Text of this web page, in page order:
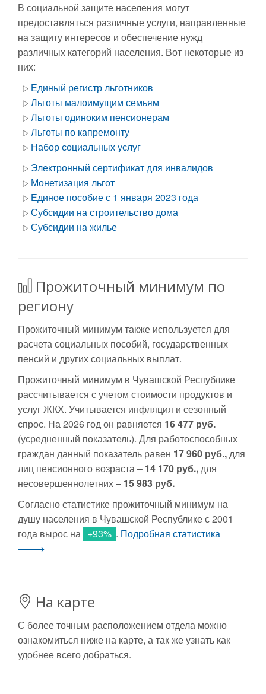
В социальной защите населения могут
предоставляться различные услуги, направленные
на защиту интересов и обеспечение нужд
различных категорий населения. Вот некоторые из
них:
Единый регистр льготников
Льготы малоимущим семьям
Льготы одиноким пенсионерам
Льготы по капремонту
Набор социальных услуг
Электронный сертификат для инвалидов
Монетизация льгот
Единое пособие с 1 января 2023 года
Субсидии на строительство дома
Субсидии на жилье
Прожиточный минимум по
региону
Прожиточный минимум также используется для
расчета социальных пособий, государственных
пенсий и других социальных выплат.
Прожиточный минимум в Чувашской Республике
рассчитывается с учетом стоимости продуктов и
услуг ЖКХ. Учитывается инфляция и сезонный
спрос. На 2026 год он равняется 16 477 руб.
(усредненный показатель). Для работоспособных
граждан данный показатель равен 17 960 руб.,для
лиц пенсионного возраста – 14 170 руб.,для
несовершеннолетних – 15 983 руб.
Согласно статистике прожиточный минимум на
душу населения в Чувашской Республике с 2001
года вырос на +93% . Подробная статистика
На карте
С более точным расположением отдела можно
ознакомиться ниже на карте, а так же узнать как
удобнее всего добраться.